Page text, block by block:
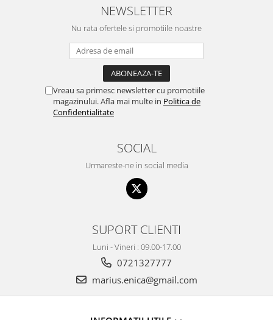
NEWSLETTER
Nu rata ofertele si promotiile noastre
Vreau sa primesc newsletter cu promotiile
magazinului. Afla mai multe in Politica de
Confidentialitate
SOCIAL
Urmareste-ne in social media
SUPORT CLIENTI
Luni - Vineri : 09.00-17.00
0721327777
marius.enica@gmail.com